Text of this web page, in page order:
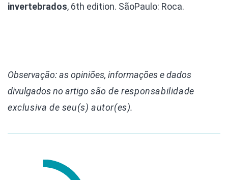
invertebrados, 6th edition. SãoPaulo: Roca.
Observação: as opiniões, informações e dados
divulgadosno artigo são de responsabilidade
exclusiva de seu(s) autor(es).